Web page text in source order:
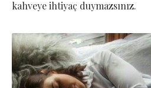
kahveye ihtiyaç duymazsınız.